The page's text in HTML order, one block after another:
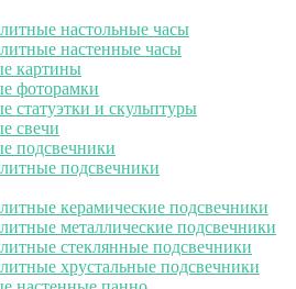
настольные часы
настенные часы
картины
фоторамки
статуэтки и скульптуры
свечи
подсвечники
подсвечники
керамические подсвечники
металлические подсвечники
стеклянные подсвечники
хрустальные подсвечники